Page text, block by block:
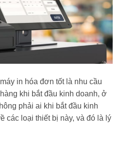
in hóa đơn tốt là nhu cầu
khi bắt đầu kinh doanh, ở
phải ai khi bắt đầu kinh
các loại thiết bị này, và đó là lý